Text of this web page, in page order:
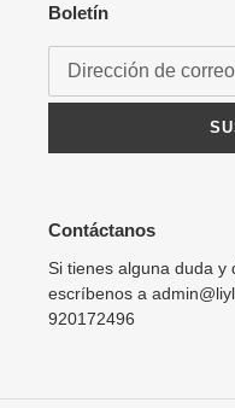
Boletín
Contáctanos
Si tienes alguna duda y
escríbenos a
920172496